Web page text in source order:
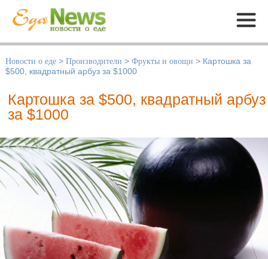
Меню
Новости о еде > Производители > Фрукты и овощи > Картошка за
$500, квадратный арбуз за $1000
Картошка за $500, квадратный арбуз
за $1000